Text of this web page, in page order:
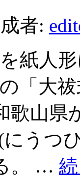
者:
紙人
「大
歌山
うつ
。 …